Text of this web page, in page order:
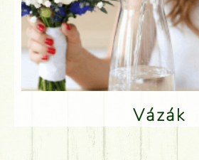
Vázák